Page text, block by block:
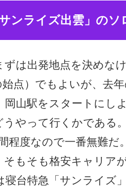
ンライズ出雲」のソ
は出発地点を決めな
点）でもよいが、去
岡山駅をスタートにし
やって行くかである。
程度なので一番無難だ。
もそも格安キャリア
台特急「サンライズ